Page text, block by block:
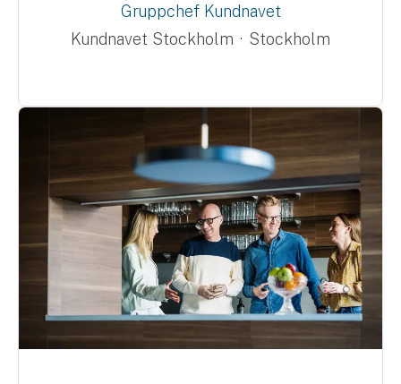
Gruppchef Kundnavet
Kundnavet Stockholm · Stockholm